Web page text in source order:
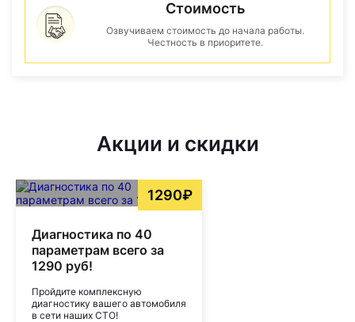
Стоимость
Озвучиваем стоимость до начала работы.
Честность в приоритете.
Акции и скидки
1290₽
Диагностика по 40
параметрам всего за
1290 руб!
Пройдите комплексную
диагностику вашего автомобиля
в сети наших СТО!